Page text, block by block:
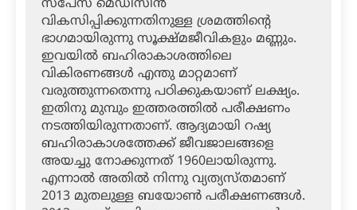
സ്‌പേസ് മെഡിസിന്‍
വികസിപ്പിക്കുന്നതിനുള്ള ശ്രമത്തിന്റെ
ഭാഗമായിരുന്നു സൂക്ഷ്മജീവികളും മണ്ണും.
ഇവയില്‍ ബഹിരാകാശത്തിലെ
വികിരണങ്ങള്‍ എന്തു മാറ്റമാണ്
വരുത്തുന്നതെന്നു പഠിക്കുകയാണ് ലക്ഷ്യം.
ഇതിനു മുമ്പും ഇത്തരത്തില്‍ പരീക്ഷണം
നടത്തിയിരുന്നതാണ്. ആദ്യമായി റഷ്യ
ബഹിരാകാശത്തേക്ക് ജീവജാലങ്ങളെ
അയച്ചു നോക്കുന്നത് 1960ലായിരുന്നു.
എന്നാല്‍ അതില്‍ നിന്നു വ്യത്യസ്തമാണ്
2013 മുതലുള്ള ബയോണ്‍ പരീക്ഷണങ്ങള്‍.